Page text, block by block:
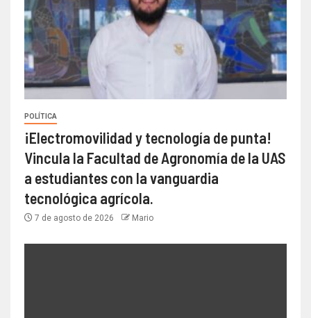
POLÍTICA
¡Electromovilidad y tecnología de punta!
Vincula la Facultad de Agronomía de la UAS
a estudiantes con la vanguardia
tecnológica agrícola.
7 de agosto de 2026 Mario